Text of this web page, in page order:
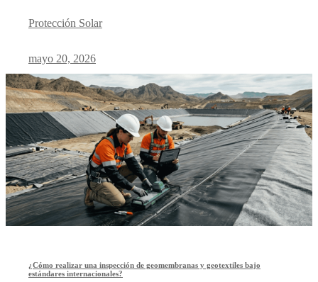
Protección Solar
mayo 20, 2026
¿Cómo realizar una inspección de geomembranas y geotextiles bajo
estándares internacionales?